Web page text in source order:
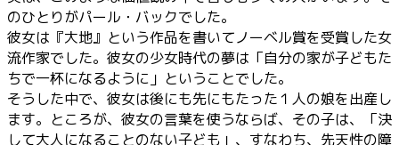
のひとりがパール・バックでした。
彼女は『大地』という作品を書いてノーベル賞を受賞した女
流作家でした。彼女の少女時代の夢は「自分の家が子どもた
ちで一杯になるように」ということでした。
そうした中で、彼女は後にも先にもたった１人の娘を出産し
ます。ところが、彼女の言葉を使うならば、その子は、「決
して大人になることのない子ども」、すなわち、先天性の障